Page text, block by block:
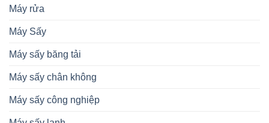
Máy rửa
Máy Sấy
Máy sấy băng tải
Máy sấy chân không
Máy sấy công nghiệp